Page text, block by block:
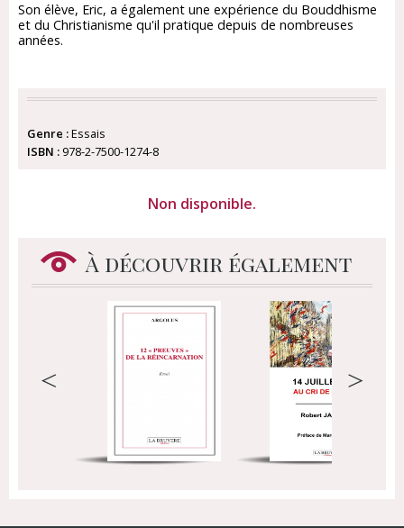
Son élève, Eric, a également une expérience du Bouddhisme
et du Christianisme qu'il pratique depuis de nombreuses
années.
Genre :Essais
ISBN : 978-2-7500-1274-8
Non disponible.
À découvrir également
< >